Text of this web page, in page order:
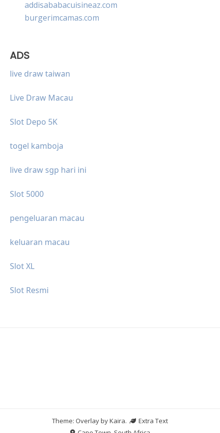
addisababacuisineaz.com
burgerimcamas.com
ADS
live draw taiwan
Live Draw Macau
Slot Depo 5K
togel kamboja
live draw sgp hari ini
Slot 5000
pengeluaran macau
keluaran macau
Slot XL
Slot Resmi
Theme: Overlay byKaira.
Extra Text